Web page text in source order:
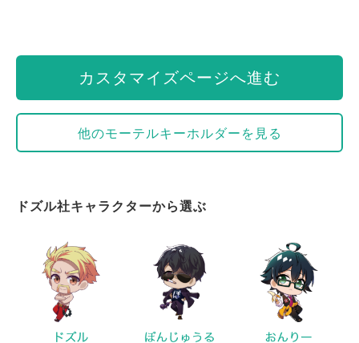
カスタマイズページへ進む
他のモーテルキーホルダーを見る
ドズル社キャラクターから選ぶ